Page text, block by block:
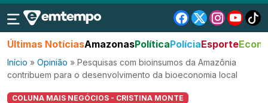
Últimas NotíciasAmazonasPolíticaPolíciaEsporte
Início » Opinião » Pesquisas com bioinsumos da Amazônia
contribuem para o desenvolvimento da bioeconomia local
COLUNA MAIS NEGÓCIOS - CRISTINA MONTE